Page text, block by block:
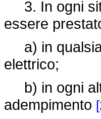
3. In ogni
essere
a) in
elettrico;
b) in ogni
adempimento